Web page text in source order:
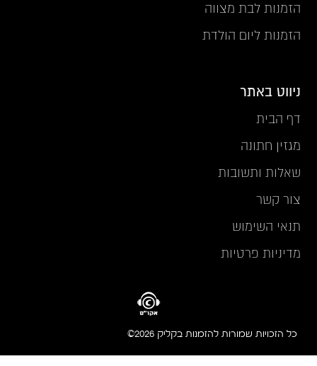
הזמנות לבת מצווה
הזמנות ליום הולדת
ניווט באתר
דף הבית
מגזין חתונה
שאלות ותשובות
צור קשר
תנאי השימוש
מדיניות פרטיות
כל הזכויות שמורות להזמנות בקליק 2026©